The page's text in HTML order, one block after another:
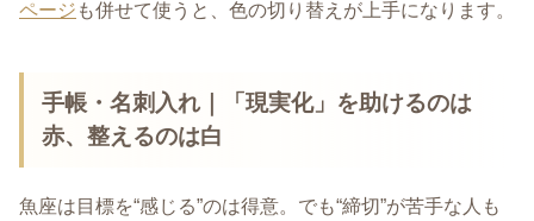
ページ も併せて使うと、色の切り替えが上手になります。
手帳・名刺入れ｜「現実化」を助けるのは
赤、整えるのは白
魚座は目標を“感じる”のは得意。でも“締切”が苦手な人も